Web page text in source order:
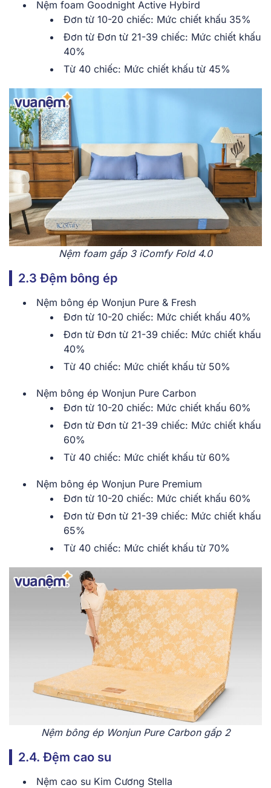
Nệm foam Goodnight Active Hybird
Đơn từ 10-20 chiếc: Mức chiết khấu 35%
Đơn từ Đơn từ 21-39 chiếc: Mức chiết khấu
40%
Từ 40 chiếc: Mức chiết khấu từ 45%
Nệm foam gấp 3 iComfy Fold 4.0
2.3 Đệm bông ép
Nệm bông ép Wonjun Pure & Fresh
Đơn từ 10-20 chiếc: Mức chiết khấu 40%
Đơn từ Đơn từ 21-39 chiếc: Mức chiết khấu
40%
Từ 40 chiếc: Mức chiết khấu từ 50%
Nệm bông ép Wonjun Pure Carbon
Đơn từ 10-20 chiếc: Mức chiết khấu 60%
Đơn từ Đơn từ 21-39 chiếc: Mức chiết khấu
60%
Từ 40 chiếc: Mức chiết khấu từ 60%
Nệm bông ép Wonjun Pure Premium
Đơn từ 10-20 chiếc: Mức chiết khấu 60%
Đơn từ Đơn từ 21-39 chiếc: Mức chiết khấu
65%
Từ 40 chiếc: Mức chiết khấu từ 70%
Nệm bông ép Wonjun Pure Carbon gấp 2
2.4. Đệm cao su
Nệm cao su Kim Cương Stella